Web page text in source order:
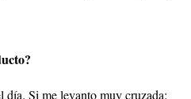
día. Si me levanto muy cruzada: